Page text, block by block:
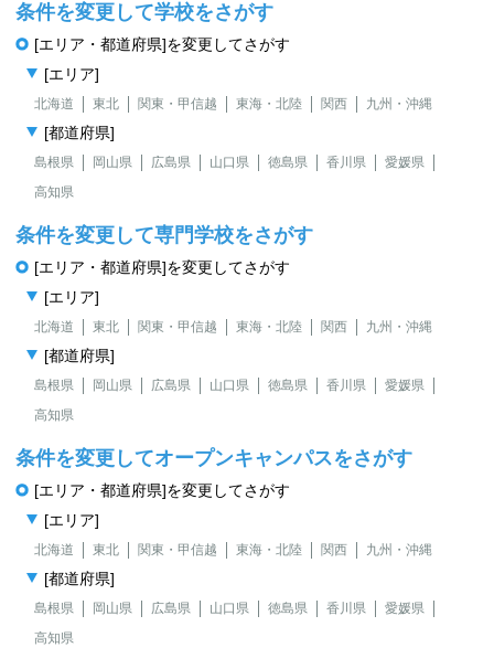
条件を変更して学校をさがす
[エリア・都道府県]を変更してさがす
[エリア]
北海道 東北 関東・甲信越 東海・北陸 関西 九州・沖縄
[都道府県]
島根県 岡山県 広島県 山口県 徳島県 香川県
愛媛県
高知県
条件を変更して専門学校をさがす
[エリア・都道府県]を変更してさがす
[エリア]
北海道 東北 関東・甲信越 東海・北陸 関西 九州・沖縄
[都道府県]
島根県 岡山県 広島県 山口県 徳島県 香川県
愛媛県
高知県
条件を変更してオープンキャンパスをさがす
[エリア・都道府県]を変更してさがす
[エリア]
北海道 東北 関東・甲信越 東海・北陸 関西 九州・沖縄
[都道府県]
島根県 岡山県 広島県 山口県 徳島県 香川県
愛媛県
高知県